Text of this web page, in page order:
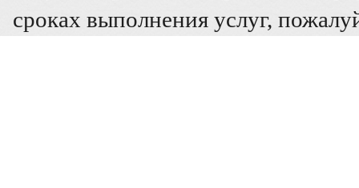
сроках выполнения услуг,